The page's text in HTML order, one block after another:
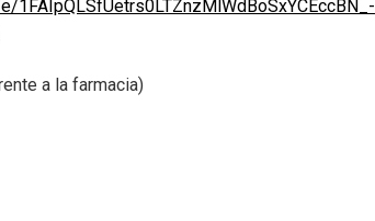
a la farmacia)